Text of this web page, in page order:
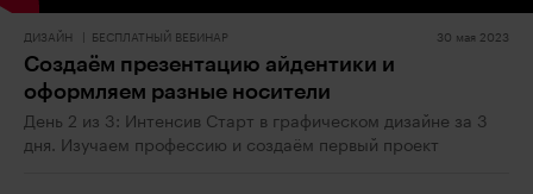
ДИЗАЙН БЕСПЛАТНЫЙ ВЕБИНАР 30 мая 2023
Создаём презентацию айдентики и
оформляем разные носители
День 2 из 3: Интенсив Старт в графическом дизайне за 3
дня. Изучаем профессию и создаём первый проект